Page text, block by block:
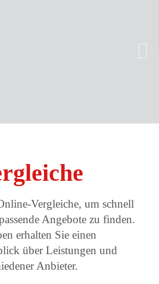
Vergleiche, um schnell
Angebote zu finden.
erhalten Sie einen
über Leistungen und
Anbieter.